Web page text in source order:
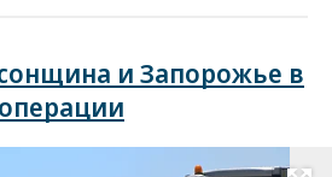
и Запорожье в